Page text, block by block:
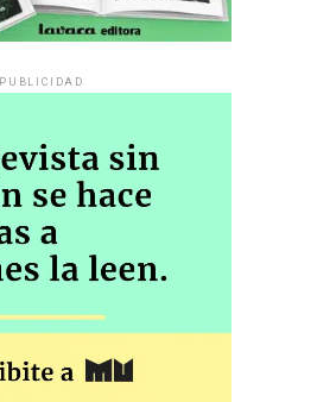
PUBLICIDAD